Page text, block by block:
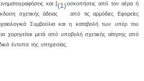
και βιντεοσκοπήσεις από τον αέρα ή
σχετικής άδειας
(1)
από τις αρμόδιες Εφορείες
Συμβούλια και η καταβολή των υπέρ του
μετά από υποβολή σχετικής αίτησης από
έντυπα της υπηρεσίας.
6
•
7
•
8
• •
13
•
14
•
15 16